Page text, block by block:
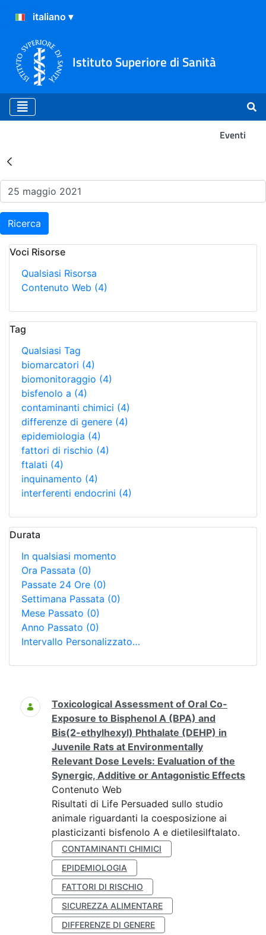
Istituto Superiore di Sanità
Eventi
Risultati della Ricerca -
Ricerca
Voci Risorse
Qualsiasi Risorsa
Contenuto Web (4)
Tag
Qualsiasi Tag
biomarcatori (4)
biomonitoraggio (4)
bisfenolo a (4)
contaminanti chimici (4)
differenze di genere (4)
epidemiologia (4)
fattori di rischio (4)
ftalati (4)
inquinamento (4)
interferenti endocrini (4)
Durata
In qualsiasi momento
Ora Passata (0)
Passate 24 Ore (0)
Settimana Passata (0)
Mese Passato (0)
Anno Passato (0)
Intervallo Personalizzato…
Ricerca
Toxicological Assessment of Oral Co-
Exposure to Bisphenol A (BPA) and
Bis(2-ethylhexyl) Phthalate (DEHP) in
Juvenile Rats at Environmentally
Relevant Dose Levels: Evaluation of the
Synergic, Additive or Antagonistic Effects
Contenuto Web
Risultati di Life Persuaded sullo studio
animale riguardanti la coesposizione ai
plasticizanti bisfenolo A e dietilesilftalato.
CONTAMINANTI CHIMICI
EPIDEMIOLOGIA
FATTORI DI RISCHIO
SICUREZZA ALIMENTARE
DIFFERENZE DI GENERE